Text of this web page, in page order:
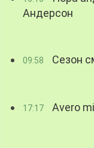
Андерсон
09:58 Сезон
17:17 Avero